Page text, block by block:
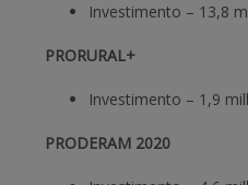
Investimento – 13,8
PRORURAL+
Investimento – 1,9
PRODERAM 2020